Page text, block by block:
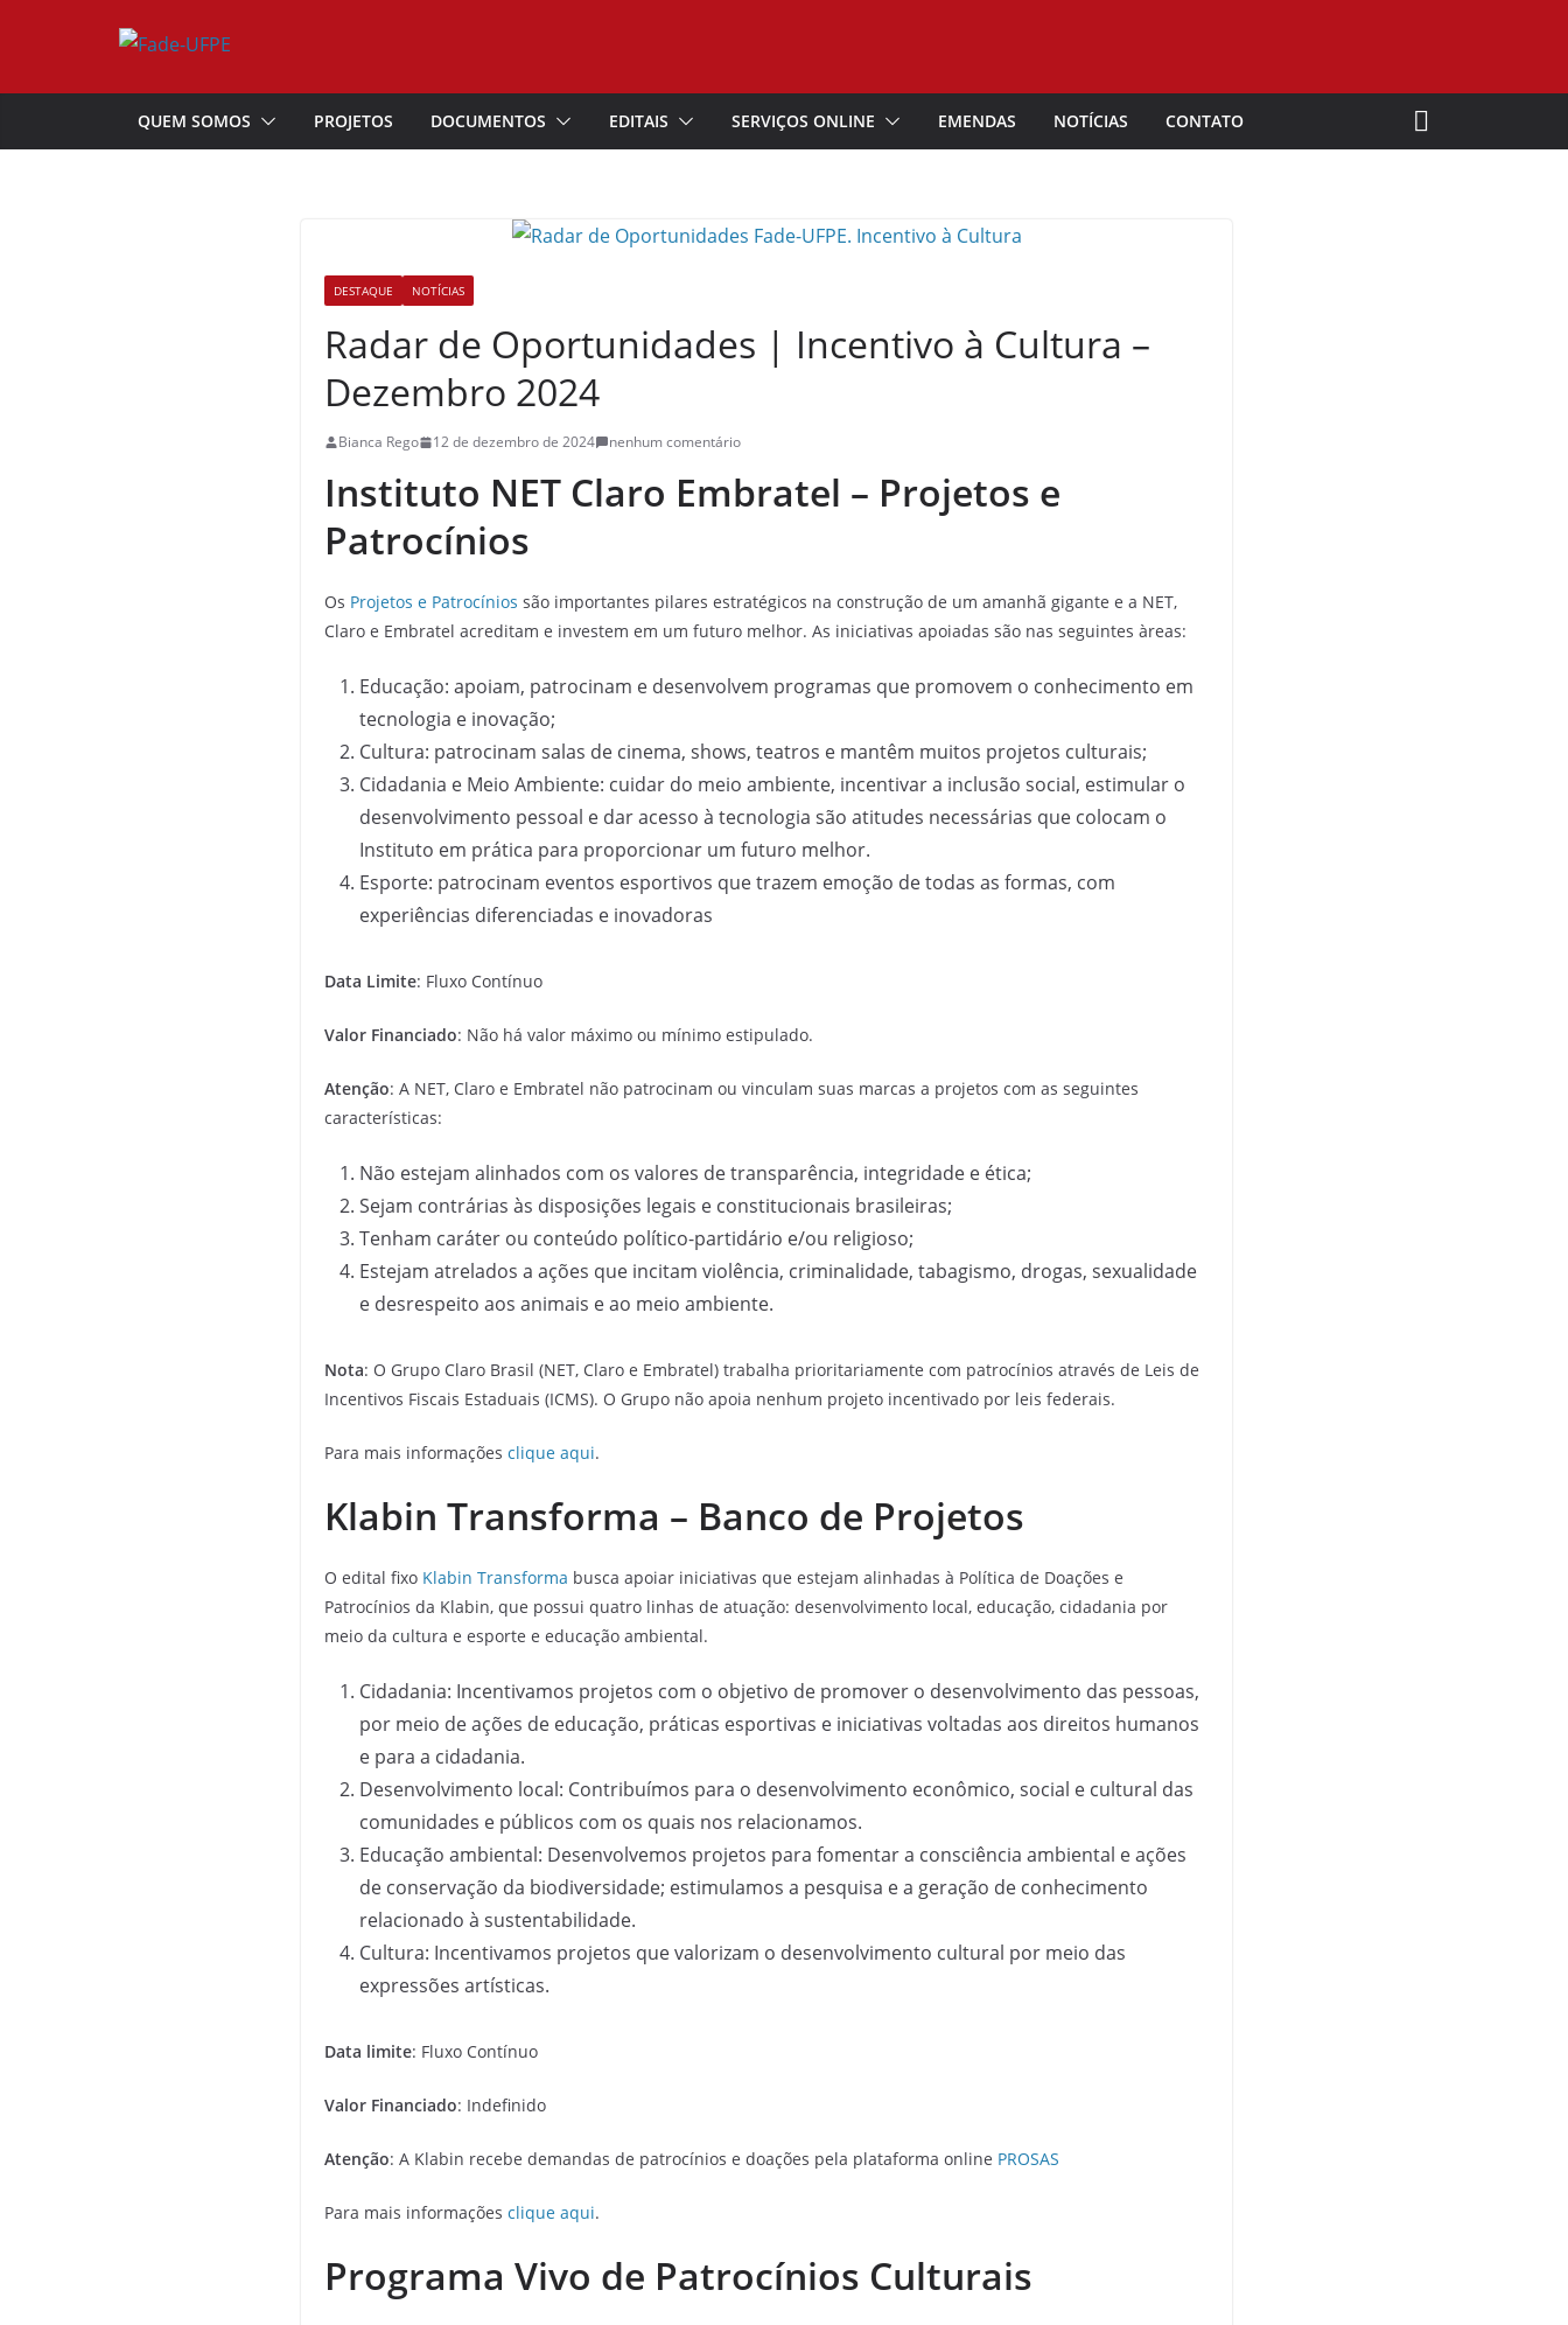
QUEM SOMOS PROJETOS DOCUMENTOS EDITAIS SERVIÇOS ONLINE EMENDAS NOTÍCIAS CONTATO
DESTAQUE NOTÍCIAS
Radar de Oportunidades | Incentivo à Cultura –
Dezembro 2024
Bianca Rego 12 de dezembro de 2024 nenhum comentário
Instituto NET Claro Embratel – Projetos e
Patrocínios
Os Projetos e Patrocínios são importantes pilares estratégicos na construção de um amanhã gigante e a NET,
Claro e Embratel acreditam e investem em um futuro melhor. As iniciativas apoiadas são nas seguintes àreas:
Educação: apoiam, patrocinam e desenvolvem programas que promovem o conhecimento em
tecnologia e inovação;
Cultura: patrocinam salas de cinema, shows, teatros e mantêm muitos projetos culturais;
Cidadania e Meio Ambiente: cuidar do meio ambiente, incentivar a inclusão social, estimular o
desenvolvimento pessoal e dar acesso à tecnologia são atitudes necessárias que colocam o
Instituto em prática para proporcionar um futuro melhor.
Esporte: patrocinam eventos esportivos que trazem emoção de todas as formas, com
experiências diferenciadas e inovadoras
Data Limite: Fluxo Contínuo
Valor Financiado: Não há valor máximo ou mínimo estipulado.
Atenção: A NET, Claro e Embratel não patrocinam ou vinculam suas marcas a projetos com as seguintes
características:
Não estejam alinhados com os valores de transparência, integridade e ética;
Sejam contrárias às disposições legais e constitucionais brasileiras;
Tenham caráter ou conteúdo político-partidário e/ou religioso;
Estejam atrelados a ações que incitam violência, criminalidade, tabagismo, drogas, sexualidade
e desrespeito aos animais e ao meio ambiente.
Nota: O Grupo Claro Brasil (NET, Claro e Embratel) trabalha prioritariamente com patrocínios através de Leis de
Incentivos Fiscais Estaduais (ICMS). O Grupo não apoia nenhum projeto incentivado por leis federais.
Para mais informações clique aqui.
Klabin Transforma – Banco de Projetos
O edital fixo Klabin Transforma busca apoiar iniciativas que estejam alinhadas à Política de Doações e
Patrocínios da Klabin, que possui quatro linhas de atuação: desenvolvimento local, educação, cidadania por
meio da cultura e esporte e educação ambiental.
Cidadania: Incentivamos projetos com o objetivo de promover o desenvolvimento das pessoas,
por meio de ações de educação, práticas esportivas e iniciativas voltadas aos direitos humanos
e para a cidadania.
Desenvolvimento local: Contribuímos para o desenvolvimento econômico, social e cultural das
comunidades e públicos com os quais nos relacionamos.
Educação ambiental: Desenvolvemos projetos para fomentar a consciência ambiental e ações
de conservação da biodiversidade; estimulamos a pesquisa e a geração de conhecimento
relacionado à sustentabilidade.
Cultura: Incentivamos projetos que valorizam o desenvolvimento cultural por meio das
expressões artísticas.
Data limite: Fluxo Contínuo
Valor Financiado: Indefinido
Atenção: A Klabin recebe demandas de patrocínios e doações pela plataforma online PROSAS
Para mais informações clique aqui.
Programa Vivo de Patrocínios Culturais